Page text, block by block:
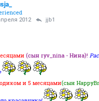
2012 jjb1
(сын ryv_nina - Нина)!
и 5 месяцами(сын